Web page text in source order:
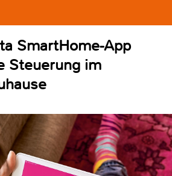
SmartHome-App
Steuerung im